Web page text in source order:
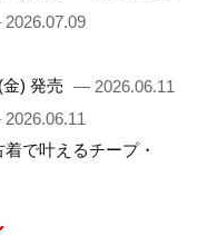
) 発売 — 2026.06.11
で叶えるチープ・